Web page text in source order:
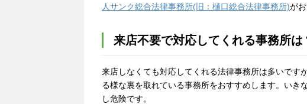
人サンク総合法律事務所(旧：樋口総合法律事務所)がお
来店不要で対応してくれる事務所は
来店しなくても対応してくれる法律事務所は多いです
る様な裏を取れている事務所をおすすめします。いき
し危険です。